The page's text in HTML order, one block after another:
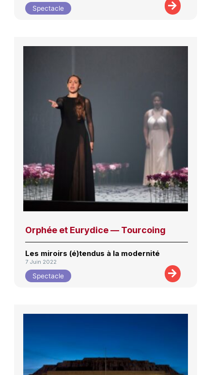
Spectacle
Orphée et Eurydice — Tourcoing
Les miroirs (é)tendus à la modernité
7 Juin 2022
Spectacle